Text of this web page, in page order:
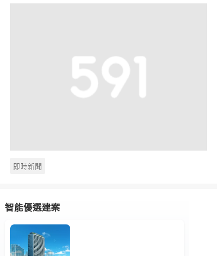
即時新聞
智能優選建案